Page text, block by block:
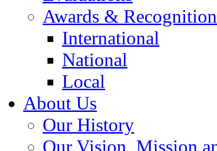
Awards &
International
National
Local
About Us
Our History
Our Vision, Mission